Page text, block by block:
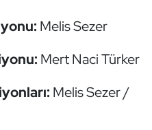
Melis Sezer
Mert Naci Türker
Melis Sezer /